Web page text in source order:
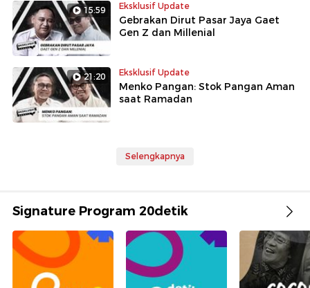
15:59 Eksklusif Update
Gebrakan Dirut Pasar Jaya Gaet
Gen Z dan Millenial
21:20 Eksklusif Update
Menko Pangan: Stok Pangan Aman
saat Ramadan
Selengkapnya
Signature Program 20detik